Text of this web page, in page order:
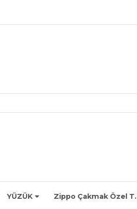
YÜZÜK Zippo Çakmak Özel T.